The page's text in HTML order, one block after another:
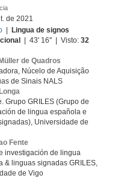
de 2021
Lingua de signos
| 43' 16'' | Visto:32
de Quadros
Núcelo de Aquisição
de Sinais NALS
Grupo GRILES (Grupo de
de lingua española e
Universidade de
Fente
investigación de lingua
& linguas signadas GRILES,
de Vigo